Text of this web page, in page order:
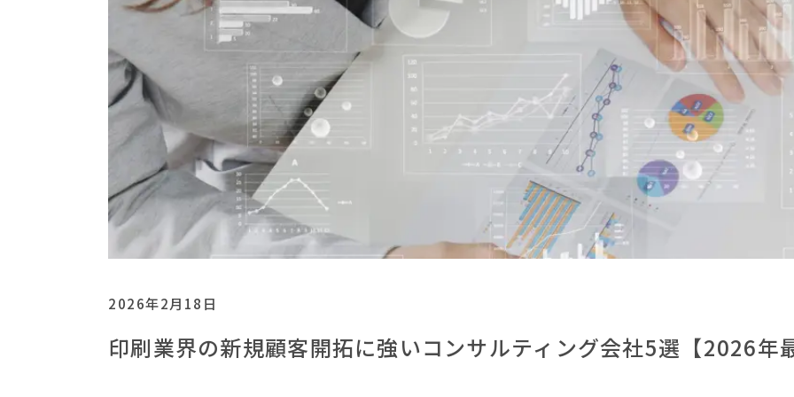
2026年2月18日
印刷業界の新規顧客開拓に強いコンサルティング会社5選【2026年